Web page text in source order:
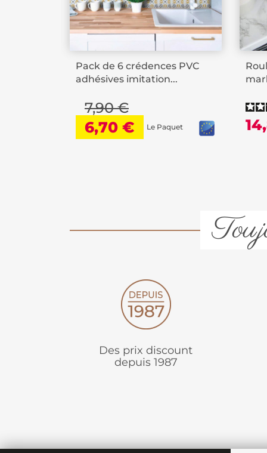
Pack de 6 crédences PVC
adhésives imitation...
7,90 €
6,70 € Le Paquet
Des prix discount
depuis 1987